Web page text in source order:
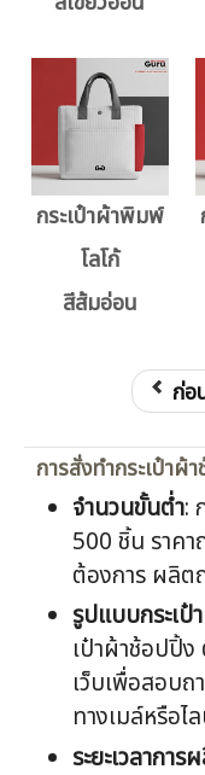
กระเป๋าผ้าพิมพ์
โลโก้
สีส้มอ่อน
ก่อ
การสั่งทำกระเป๋าผ้
จำนวนขั้นต่ำ:
500 ชิ้น ราค
ต้องการ ผลิต
รูปแบบกระเป๋
เป๋าผ้าช้อปปิ้
เว็บเพื่อสอบ
ทางเมล์หรือไ
ระยะเวลากา